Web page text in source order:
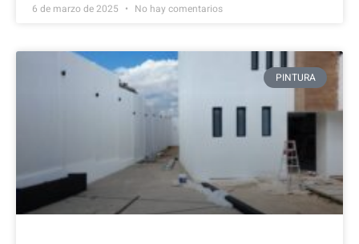
6 de marzo de 2025 No hay comentarios
PINTURA